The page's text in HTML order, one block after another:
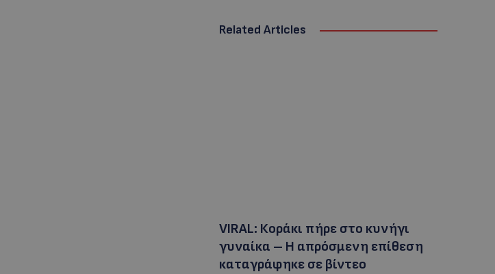
Related Articles
VIRAL: Κοράκι πήρε στο κυνήγι
γυναίκα – Η απρόσμενη επίθεση
καταγράφηκε σε βίντεο